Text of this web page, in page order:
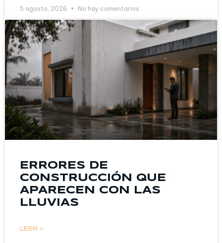
5 agosto, 2026 No hay comentarios
ERRORES DE
CONSTRUCCIÓN QUE
APARECEN CON LAS
LLUVIAS
LEER »